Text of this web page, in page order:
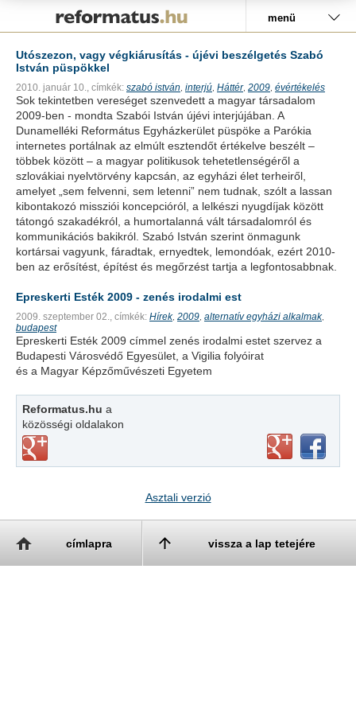
menü
Utószezon, vagy végkiárusítás - újévi beszélgetés Szabó
István püspökkel
2010. január 10., címkék: szabó istván interjú Háttér, 2009 évértékelés
Sok tekintetben vereséget szenvedett a magyar társadalom
2009-ben - mondta Szabói István újévi interjújában. A
Dunamelléki Református Egyházkerület püspöke a Parókia
internetes portálnak az elmúlt esztendőt értékelve beszélt –
többek között – a magyar politikusok tehetetlenségéről a
szlovákiai nyelvtörvény kapcsán, az egyházi élet terheiről,
amelyet „sem felvenni, sem letenni” nem tudnak, szólt a lassan
kibontakozó missziói koncepcióról, a lelkészi nyugdíjak között
tátongó szakadékról, a humortalanná vált társadalomról és
kommunikációs bakikról. Szabó István szerint önmagunk
kortársai vagyunk, fáradtak, ernyedtek, lemondóak, ezért 2010-
ben az erősítést, építést és megőrzést tartja a legfontosabbnak.
Epreskerti Esték 2009 - zenés irodalmi est
2009. szeptember 02., címkék: Hírek, 2009 alternatív egyházi alkalmak,
budapest
Epreskerti Esték 2009 címmel zenés irodalmi estet szervez a
Budapesti Városvédő Egyesület, a Vigilia folyóirat
és a Magyar Képzőművészeti Egyetem
Reformatus.hu a
közösségi oldalakon
Asztali verzió
címlapra vissza a lap tetejére